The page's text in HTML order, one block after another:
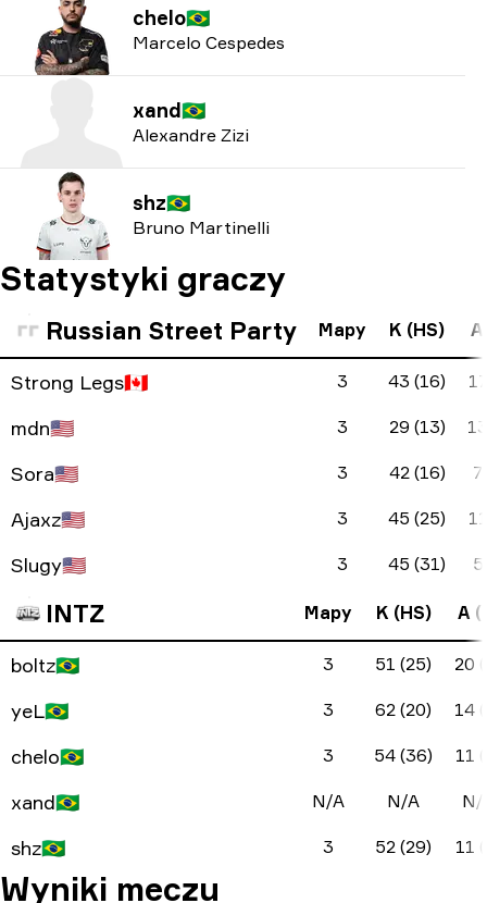
chelo🇧🇷
Marcelo Cespedes
xand🇧🇷
Alexandre Zizi
shz🇧🇷
Bruno Martinelli
Statystyki graczy
Russian Street Party Mapy K (HS) A
Strong Legs🇨🇦 3 43 (16)
mdn🇺🇸 3 29 (13)
Sora🇺🇸 3 42 (16) 7
Ajaxz🇺🇸 3 45 (25)
Slugy🇺🇸 3 45 (31)
INTZ Mapy K (HS) A
boltz🇧🇷 3 51 (25) 20
yeL🇧🇷 3 62 (20) 14
chelo🇧🇷 3 54 (36) 11
xand🇧🇷 N/A N/A N/
shz🇧🇷 3 52 (29) 11
Wyniki meczu